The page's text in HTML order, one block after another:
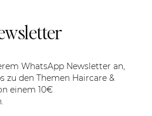
WhatsApp Newsletter an,
zu den Themen Haircare &
einem 10€